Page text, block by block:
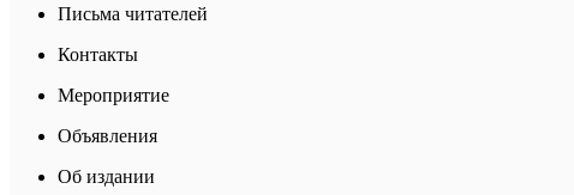
Письма читателей
Контакты
Мероприятие
Объявления
Об издании